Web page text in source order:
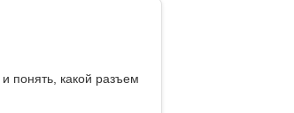
понять, какой разъем